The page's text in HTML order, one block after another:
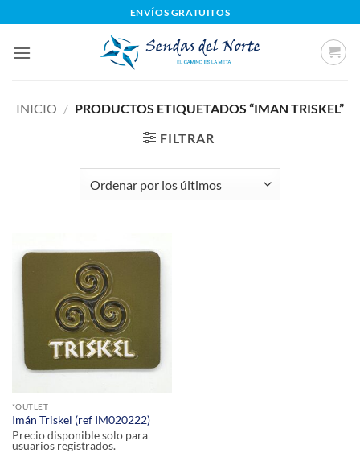
al
contenido
ENVÍOS GRATUITOS
INICIO / PRODUCTOS ETIQUETADOS “IMAN TRISKEL”
FILTRAR
*OUTLET
Imán Triskel (ref IM020222)
Precio disponible solo para
usuarios registrados.